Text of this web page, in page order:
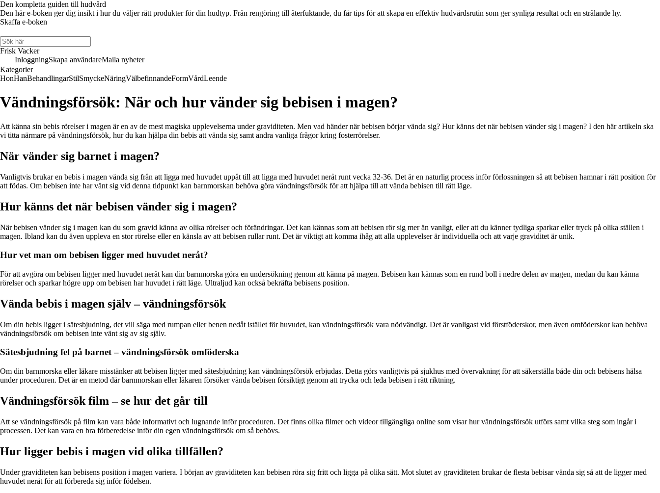
Den kompletta guiden till hudvård
Den här e-boken ger dig insikt i hur du väljer rätt produkter för din hudtyp. Från rengöring till återfuktande, du får tips för att skapa en effektiv hudvårdsrutin som ger synliga resultat och en strålande hy.
Skaffa e-boken
Frisk Vacker
InloggningSkapa användareMaila nyheter
Kategorier
HonHanBehandlingarStilSmyckeNäringVälbefinnandeFormVårdLeende
Vändningsförsök: När och hur vänder sig bebisen i magen?
Att känna sin bebis rörelser i magen är en av de mest magiska upplevelserna under graviditeten. Men vad händer när bebisen börjar vända sig? Hur känns det när bebisen vänder sig i magen? I den här artikeln ska
vi titta närmare på vändningsförsök, hur du kan hjälpa din bebis att vända sig samt andra vanliga frågor kring fosterrörelser.
När vänder sig barnet i magen?
Vanligtvis brukar en bebis i magen vända sig från att ligga med huvudet uppåt till att ligga med huvudet neråt runt vecka 32-36. Det är en naturlig process inför förlossningen så att bebisen hamnar i rätt position för
att födas. Om bebisen inte har vänt sig vid denna tidpunkt kan barnmorskan behöva göra vändningsförsök för att hjälpa till att vända bebisen till rätt läge.
Hur känns det när bebisen vänder sig i magen?
När bebisen vänder sig i magen kan du som gravid känna av olika rörelser och förändringar. Det kan kännas som att bebisen rör sig mer än vanligt, eller att du känner tydliga sparkar eller tryck på olika ställen i
magen. Ibland kan du även uppleva en stor rörelse eller en känsla av att bebisen rullar runt. Det är viktigt att komma ihåg att alla upplevelser är individuella och att varje graviditet är unik.
Hur vet man om bebisen ligger med huvudet neråt?
För att avgöra om bebisen ligger med huvudet neråt kan din barnmorska göra en undersökning genom att känna på magen. Bebisen kan kännas som en rund boll i nedre delen av magen, medan du kan känna
rörelser och sparkar högre upp om bebisen har huvudet i rätt läge. Ultraljud kan också bekräfta bebisens position.
Vända bebis i magen själv – vändningsförsök
Om din bebis ligger i sätesbjudning, det vill säga med rumpan eller benen nedåt istället för huvudet, kan vändningsförsök vara nödvändigt. Det är vanligast vid förstföderskor, men även omföderskor kan behöva
vändningsförsök om bebisen inte vänt sig av sig själv.
Sätesbjudning fel på barnet – vändningsförsök omföderska
Om din barnmorska eller läkare misstänker att bebisen ligger med sätesbjudning kan vändningsförsök erbjudas. Detta görs vanligtvis på sjukhus med övervakning för att säkerställa både din och bebisens hälsa
under proceduren. Det är en metod där barnmorskan eller läkaren försöker vända bebisen försiktigt genom att trycka och leda bebisen i rätt riktning.
Vändningsförsök film – se hur det går till
Att se vändningsförsök på film kan vara både informativt och lugnande inför proceduren. Det finns olika filmer och videor tillgängliga online som visar hur vändningsförsök utförs samt vilka steg som ingår i
processen. Det kan vara en bra förberedelse inför din egen vändningsförsök om så behövs.
Hur ligger bebis i magen vid olika tillfällen?
Under graviditeten kan bebisens position i magen variera. I början av graviditeten kan bebisen röra sig fritt och ligga på olika sätt. Mot slutet av graviditeten brukar de flesta bebisar vända sig så att de ligger med
huvudet neråt för att förbereda sig inför födelsen.